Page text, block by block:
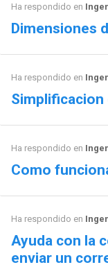
Ha respondido en
Dimensiones
Ha respondido en
Ha respondido en
Como
Ha respondido en
Ayuda con la
enviar un